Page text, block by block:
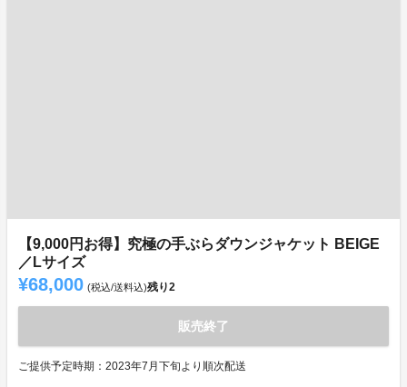
【9,000円お得】究極の手ぶらダウンジャケット BEIGE
／Lサイズ
¥68,000 (税込/送料込)残り2
販売終了
ご提供予定時期：2023年7月下旬より順次配送